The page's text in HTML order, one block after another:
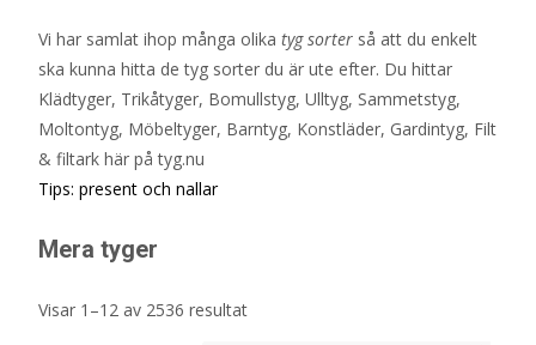
Vi har samlat ihop många olika tyg sorter så att du enkelt
ska kunna hitta de tyg sorter du är ute efter. Du hittar
Klädtyger, Trikåtyger, Bomullstyg, Ulltyg, Sammetstyg,
Moltontyg, Möbeltyger, Barntyg, Konstläder, Gardintyg, Filt
& filtark här på tyg.nu
Tips: present och nallar
Mera tyger
Visar 1–12 av 2536 resultatSortera